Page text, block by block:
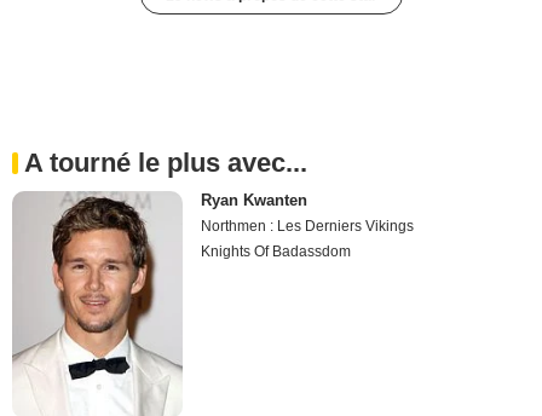
A tourné le plus avec...
Ryan Kwanten
Northmen : Les Derniers Vikings
Knights Of Badassdom